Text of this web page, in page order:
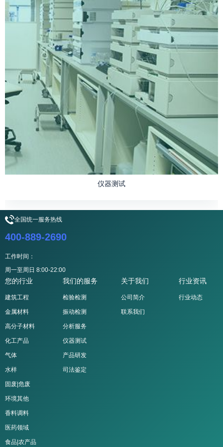
仪器测试
全国统一服务热线
400-889-2690
工作时间：
周一至周日 8:00-22:00
您的行业
建筑工程
金属材料
高分子材料
化工产品
气体
水样
固废|危废
环境其他
香料调料
医药领域
食品|农产品
我们的服务
检验检测
振动检测
分析服务
仪器测试
产品研发
司法鉴定
关于我们
公司简介
联系我们
行业资讯
行业动态